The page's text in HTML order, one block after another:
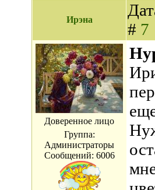
Ирэна
# 7
Доверенное лицо
Группа:
Администраторы
Сообщений: 6006